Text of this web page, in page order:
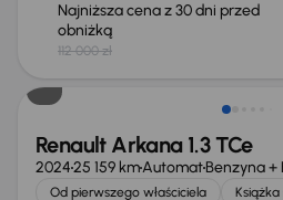
Najniższa cena z 30 dni przed
obniżką
112 000 zł
Taniej o 2 000 zł
Renault Arkana 1.3 TCe
202425 159 kmAutomatBenzyna +
Od pierwszego właściciela